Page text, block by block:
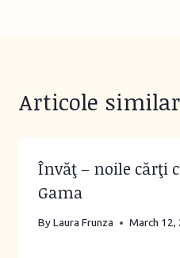
Articole
Învăţ – noile cărţi
Gama
ByLaura Frunza March 12,